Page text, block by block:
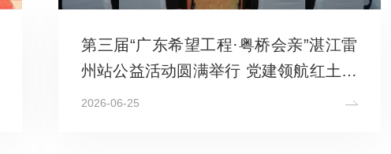
第三届“广东希望工程·粤桥会亲”湛江雷
州站公益活动圆满举行 党建领航红土征
程，公益同心共续长征。
2026-06-25